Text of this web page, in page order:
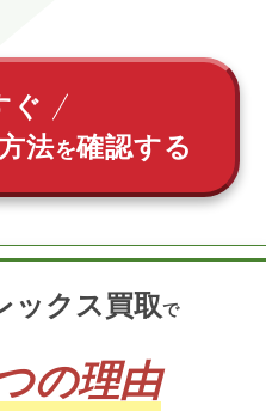
ぐ
法を確認する
ックス買取で
の理由